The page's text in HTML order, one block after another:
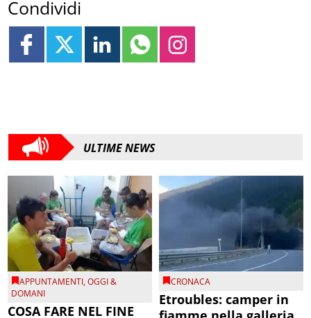
Condividi
ULTIME NEWS
APPUNTAMENTI,OGGI &
DOMANI
COSA FARE NEL FINE
CRONACA
Etroubles: camper in